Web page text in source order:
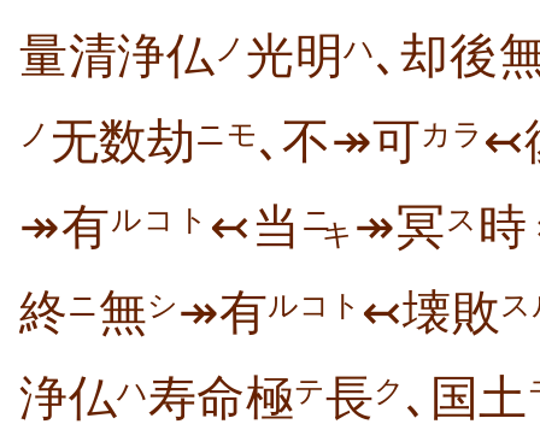
量清浄仏 ノ 光明 ハ､却後
ノ 无数劫 ニモ､不↠可カラ ↢
↠有ルコト ↢当 ニキ ↠冥 ス
終 ニ 無シ↠有ルコト ↢壊敗
浄仏ハ寿命極テ長ク ､国土